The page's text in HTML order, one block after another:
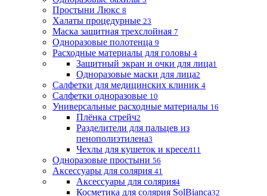
Простыни Люкс 8
Халаты процедурные 23
Маска защитная трехслойная 7
Одноразовые полотенца 9
Расходные материалы для головы 4
Защитный экран и очки для лица1
Одноразовые маски для лица2
Салфетки для медицинских клиник 4
Салфетки одноразовые 10
Универсальные расходные материалы 16
Плёнка стрейч2
Разделители для пальцев из
пенополиэтилена3
Чехлы для кушеток и кресел11
Одноразовые простыни 56
Аксессуары для солярия 41
Аксессуары для солярия4
Косметика для солярия SolBianca32